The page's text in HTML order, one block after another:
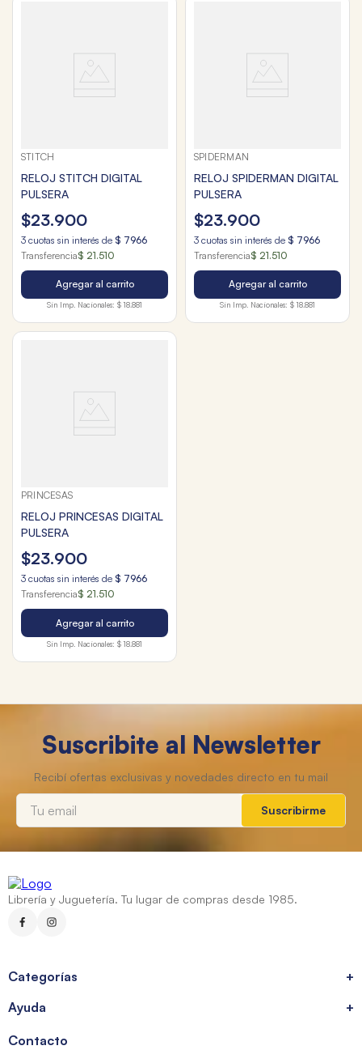
STITCH
RELOJ STITCH DIGITAL
PULSERA
$23.900
3 cuotas sin interés de $ 7966
Transferencia$ 21.510
Agregar al carrito
Sin Imp. Nacionales: $ 18.881
SPIDERMAN
RELOJ SPIDERMAN DIGITAL
PULSERA
$23.900
3 cuotas sin interés de $ 7966
Transferencia$ 21.510
Agregar al carrito
Sin Imp. Nacionales: $ 18.881
PRINCESAS
RELOJ PRINCESAS DIGITAL
PULSERA
$23.900
3 cuotas sin interés de $ 7966
Transferencia$ 21.510
Agregar al carrito
Sin Imp. Nacionales: $ 18.881
Suscribite al Newsletter
Suscribirme
Librería y Juguetería. Tu lugar de compras desde 1985.
Categorías
+
Ayuda
+
Contacto